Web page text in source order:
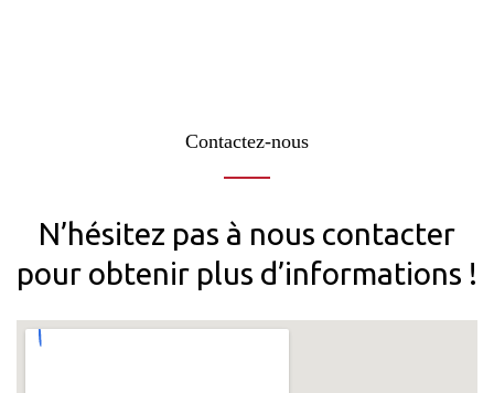
Contactez-nous
N’hésitez pas à nous contacter
pour obtenir plus d’informations !